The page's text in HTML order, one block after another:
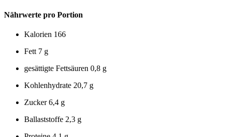
Nährwerte pro Portion
Kalorien 166
Fett 7 g
gesättigte Fettsäuren 0,8 g
Kohlenhydrate 20,7 g
Zucker6,4 g
Ballaststoffe 2,3 g